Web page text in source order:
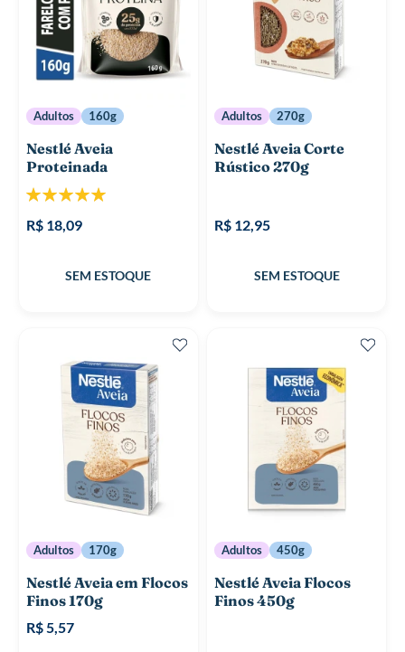
Adultos 160g
Nestlé Aveia
Proteinada
Classificação:
R$ 18,09
Adultos 270g
Nestlé Aveia Corte
Rústico 270g
R$ 12,95
Adultos 170g
Nestlé Aveia em Flocos
Finos 170g
R$ 5,57
Adultos 450g
Nestlé Aveia Flocos
Finos 450g